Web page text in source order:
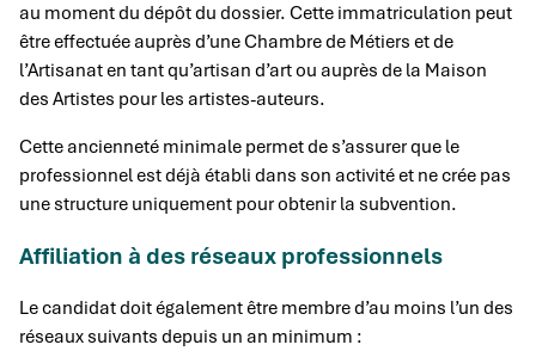
au moment du dépôt du dossier. Cette immatriculation peut
être effectuée auprès d’une Chambre de Métiers et de
l’Artisanat en tant qu’artisan d’art ou auprès de la Maison
des Artistes pour les artistes-auteurs.
Cette ancienneté minimale permet de s’assurer que le
professionnel est déjà établi dans son activité et ne crée pas
une structure uniquement pour obtenir la subvention.
Affiliation à des réseaux professionnels
Le candidat doit également être membre d’au moins l’un des
réseaux suivants depuis un an minimum :